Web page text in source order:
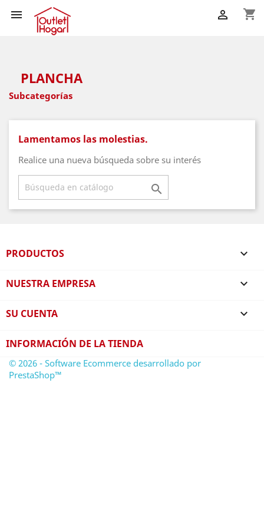
 shopping_cart

PLANCHA
Subcategorías
Lamentamos las molestias.
Realice una nueva búsqueda sobre su interés

PRODUCTOS 
NUESTRA EMPRESA 
SU CUENTA 
INFORMACIÓN DE LA TIENDA
© 2026 - Software Ecommerce desarrollado por
PrestaShop™